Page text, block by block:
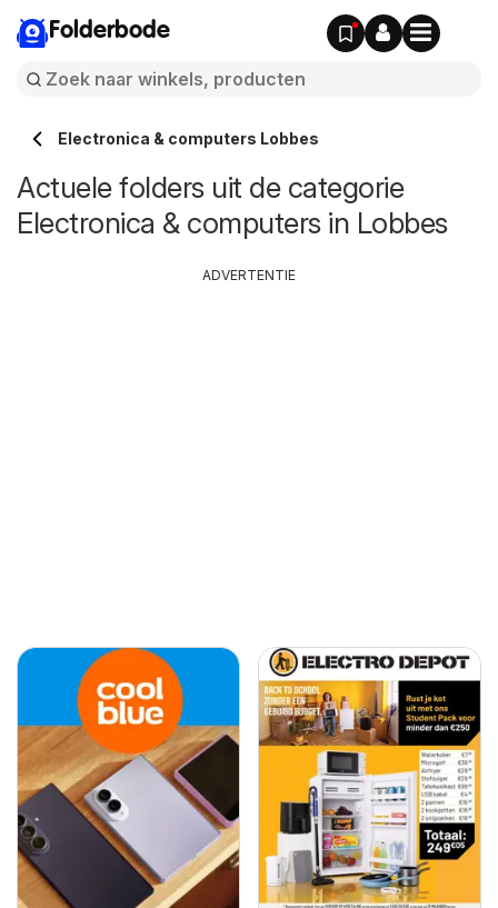
Folderbode
Electronica & computers Lobbes
Actuele folders uit de categorie
Electronica & computers in Lobbes
ADVERTENTIE